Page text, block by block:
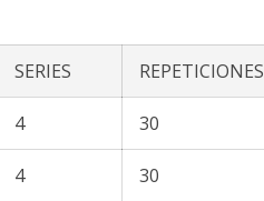
SERIES REPETICIONES
4 30
4 30